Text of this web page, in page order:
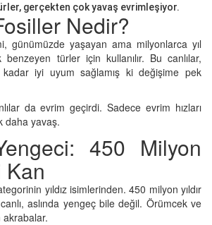
gerçekten çok yavaş evrimleşiyor.
Nedir?
günümüzde yaşayan ama milyonlarca yıl
türler için kullanılır. Bu canlılar,
iyi uyum sağlamış ki değişime pek
da evrim geçirdi. Sadece evrim hızları
daha yavaş.
450 Milyon
Kan
yıldız isimlerinden. 450 milyon yıldır
aslında yengeç bile değil. Örümcek ve
akrabalar.